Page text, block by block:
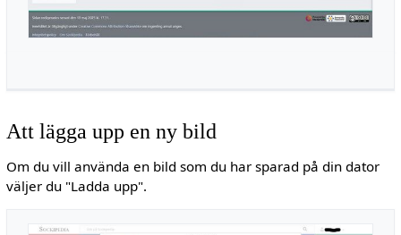
Att lägga upp en ny bild
Om du vill använda en bild som du har sparad på din dator
väljer du "Ladda upp".